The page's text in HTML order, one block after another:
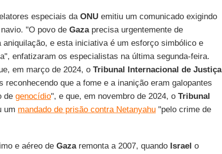
especiais da ONUemitiu um comunicado exigindo
"O povo de Gazaprecisa urgentemente de
e esta iniciativa é um esforço simbólico e
enfatizaram os especialistas na última segunda-feira.
em março de 2024, o Tribunal Internacional de Justiça
reconhecendo que a fome e a inanição eram galopantes
de genocídio", e que, em novembro de 2024, o Tribunal
um mandado de prisão contra Netanyahu"pelo crime de
e aéreo de Gazaremonta a 2007, quando Israel o